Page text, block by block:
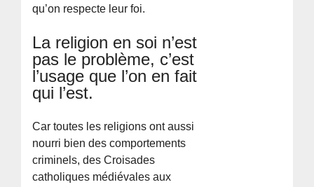
qu’on respecte leur foi.
La religion en soi n’est
pas le problème, c’est
l’usage que l’on en fait
qui l’est.
Car toutes les religions ont aussi
nourri bien des comportements
criminels, des Croisades
catholiques médiévales aux